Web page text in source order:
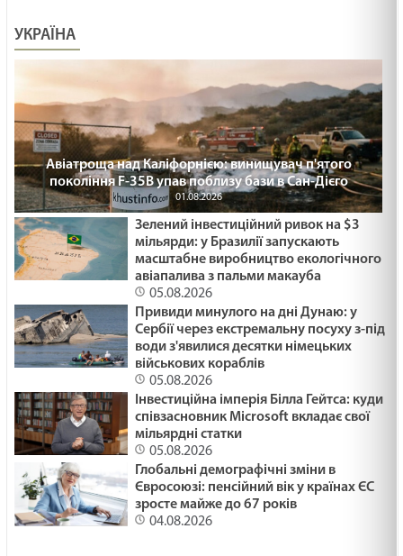
УКРАЇНА
Авіатроща над Каліфорнією: винищувач п'ятого
покоління F-35B упав поблизу бази в Сан-Дієго
01.08.2026
Зелений інвестиційний ривок на $3
мільярди: у Бразилії запускають
масштабне виробництво екологічного
авіапалива з пальми макауба
05.08.2026
Привиди минулого на дні Дунаю: у
Сербії через екстремальну посуху з-під
води з'явилися десятки німецьких
військових кораблів
05.08.2026
Інвестиційна імперія Білла Гейтса: куди
співзасновник Microsoft вкладає свої
мільярдні статки
05.08.2026
Глобальні демографічні зміни в
Євросоюзі: пенсійний вік у країнах ЄС
зросте майже до 67 років
04.08.2026